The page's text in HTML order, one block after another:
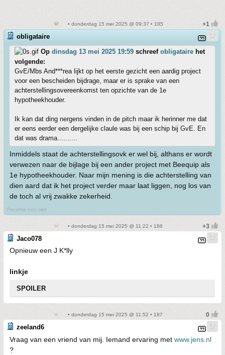
• donderdag 15 mei 2025 @ 09:37 • 185
obligataire
Op dinsdag 13 mei 2025 19:59 schreef obligataire het
volgende:
GvE/Mbs And***rea lijkt op het eerste gezicht een aardig project
voor een bescheiden bijdrage, maar er is sprake van een
achterstellingsovereenkomst ten opzichte van de 1e
hypotheekhouder.
Ik kan dat ding nergens vinden in de pitch maar ik herinner me dat
er eens eerder een dergelijke claule was bij een schip bij GvE. En
dat was drama..........
Inmiddels staat de achterstellingsovk er wel bij, althans er wordt
verwezen naar de bijlage bij een ander project met Beequip als
1e hypotheekhouder. Naar mijn mening is die achterstelling van
dien aard dat ik het project verder maar laat liggen, nog los van
de toch al vrij zwakke zekerheid.
Pecunia non olet
• donderdag 15 mei 2025 @ 11:22 • 186
Jaco078
Opnieuw een J K*lly
linkje
SPOILER
• donderdag 15 mei 2025 @ 11:52 • 187
zeeland6
Vraag van een vriend van mij. Iemand ervaring met www.jens.nl
?